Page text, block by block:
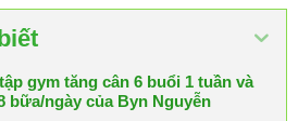
gym tăng cân 6 buổi 1 tuần và
bữa/ngày của Byn Nguyễn